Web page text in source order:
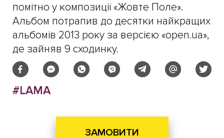
помітно у композиції «Жовте Поле».
Альбом потрапив до десятки найкращих
альбомів 2013 року за версією «open.ua»,
де зайняв 9 сходинку.
#LAMA
ЗАМОВИТИ